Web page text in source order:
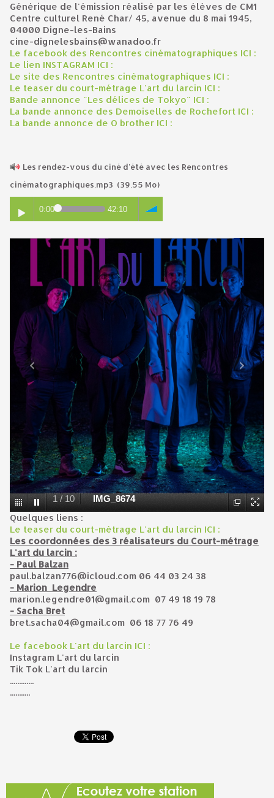
Générique de l'émission réalisé par les élèves de CM1
Centre culturel René Char/ 45, avenue du 8 mai 1945,
04000 Digne-les-Bains
cine-dignelesbains@wanadoo.fr
Le facebook des Rencontres cinématographiques ICI :
Le lien INSTAGRAM ICI :
Le site des Rencontres cinématographiques ICI :
Le teaser du court-métrage L'art du larcin ICI :
Bande annonce "Les délices de Tokyo" ICI :
La bande annonce des Demoiselles de Rochefort ICI :
La bande annonce de O brother ICI :
Les rendez-vous du ciné d'été avec les Rencontres
cinématographiques.mp3 (39.55 Mo)
0:00 42:10
1 / 10 IMG_8674
Quelques liens :
Le teaser du court-métrage L'art du larcin ICI :
Les coordonnées des 3 réalisateurs du Court-métrage
L'art du larcin :
- Paul Balzan
paul.balzan776@icloud.com 06 44 03 24 38
- Marion Legendre
marion.legendre01@gmail.com 07 49 18 19 78
- Sacha Bret
bret.sacha04@gmail.com 06 18 77 76 49
Le facebook L'art du larcin ICI :
Instagram L'art du larcin
Tik Tok L'art du larcin
.............
...........